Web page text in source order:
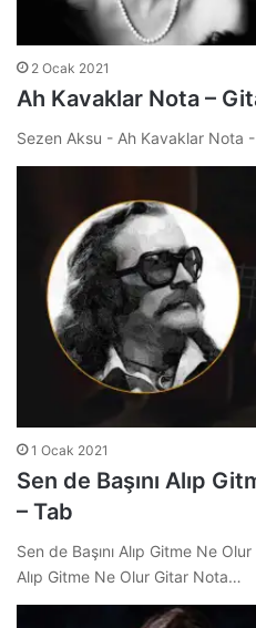
2 Ocak 2021
Ah Kavaklar Nota –
Sezen Aksu - Ah Kavaklar Nota
1 Ocak 2021
Sen de Başını Alıp
– Tab
Sen de Başını Alıp Gitme Ne
Alıp Gitme Ne Olur Gitar Nota…